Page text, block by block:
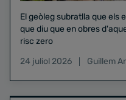
El geòleg subratlla que els
que diu que en obres
risc zero
24 juliol 2026
Guillem